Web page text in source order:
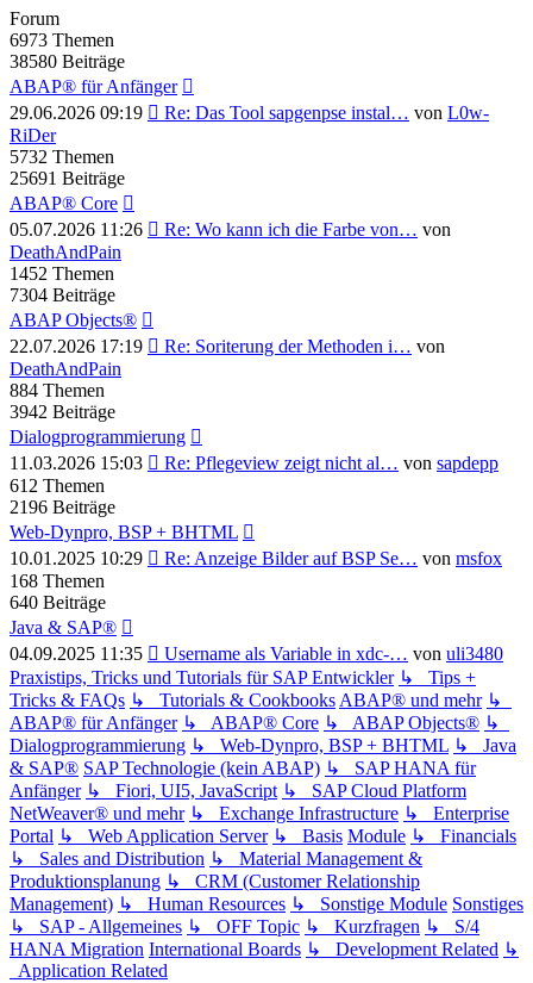
Forum
6973 Themen
38580 Beiträge
ABAP® für Anfänger
29.06.2026 09:19
Neuester
Re: Das Tool sapgenpse instal… von L0w-
RiDer
5732 Themen
25691 Beiträge
ABAP® Core
05.07.2026 11:26
Neuester
Re: Wo kann ich die Farbe von… von
DeathAndPain
1452 Themen
7304 Beiträge
ABAP Objects®
22.07.2026 17:19
Neuester
Re: Soriterung der Methoden i… von
DeathAndPain
884 Themen
3942 Beiträge
Dialogprogrammierung
11.03.2026 15:03
Neuester
Re: Pflegeview zeigt nicht al… von sapdepp
612 Themen
2196 Beiträge
Web-Dynpro, BSP + BHTML
10.01.2025 10:29
Neuester
Re: Anzeige Bilder auf BSP Se… von msfox
168 Themen
640 Beiträge
Java & SAP®
04.09.2025 11:35
Neuester
Beitrag
Username als Variable in xdc-… von uli3480
Praxistips, Tricks und Tutorials für SAP Entwickler ↳ Tips +
Tricks & FAQs ↳ Tutorials & CookbooksABAP® und mehr ↳
ABAP® für Anfänger ↳ ABAP® Core ↳ ABAP Objects® ↳
Dialogprogrammierung ↳ Web-Dynpro, BSP + BHTML ↳ Java
& SAP® SAP Technologie (kein ABAP) ↳ SAP HANA für
Anfänger ↳ Fiori, UI5, JavaScript ↳ SAP Cloud Platform
NetWeaver® und mehr ↳ Exchange Infrastructure ↳ Enterprise
Portal ↳ Web Application Server ↳ Basis Module ↳ Financials
↳ Sales and Distribution ↳ Material Management &
Produktionsplanung ↳ CRM (Customer Relationship
Management) ↳ Human Resources ↳ Sonstige Module Sonstiges
↳ SAP - Allgemeines ↳ OFF Topic ↳ Kurzfragen ↳ S/4
HANA Migration International Boards ↳ Development Related ↳
Application Related